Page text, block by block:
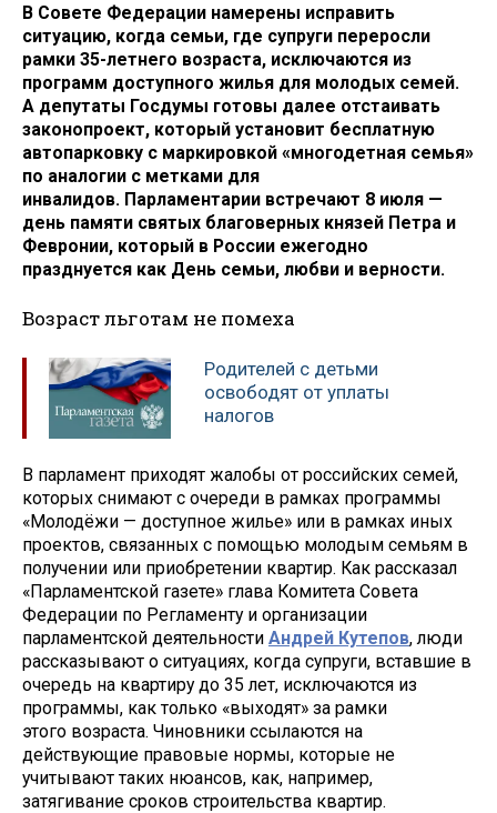
В Совете Федерации намерены исправить
ситуацию, когда семьи, где супруги переросли
рамки 35-летнего возраста, исключаются из
программ доступного жилья для молодых семей.
А депутаты Госдумы готовы далее отстаивать
законопроект, который установит бесплатную
автопарковку с маркировкой «многодетная семья»
по аналогии с метками для
инвалидов. Парламентарии встречают 8 июля —
день памяти святых благоверных князей Петра и
Февронии, который в России ежегодно
празднуется как День семьи, любви и верности.
Возраст льготам не помеха
Родителей с детьми
освободят от уплаты
налогов
В парламент приходят жалобы от российских семей,
которых снимают с очереди в рамках программы
«Молодёжи — доступное жилье» или в рамках иных
проектов, связанных с помощью молодым семьям в
получении или приобретении квартир. Как рассказал
«Парламентской газете» глава Комитета Совета
Федерации по Регламенту и организации
парламентской деятельности Андрей Кутепов, люди
рассказывают о ситуациях, когда супруги, вставшие в
очередь на квартиру до 35 лет, исключаются из
программы, как только «выходят» за рамки
этого возраста. Чиновники ссылаются на
действующие правовые нормы, которые не
учитывают таких нюансов, как, например,
затягивание сроков строительства квартир.